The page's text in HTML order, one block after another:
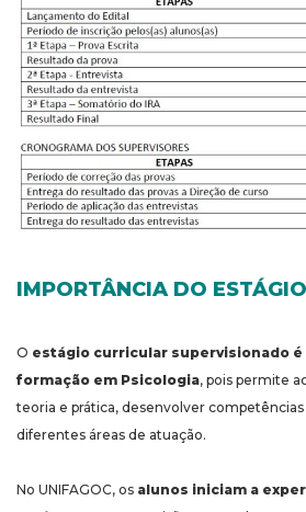
IMPORTÂNCIA DO ESTÁGIO
O estágio curricular supervisionado
formação em Psicologia, pois permite
teoria e prática, desenvolver
diferentes áreas de atuação.
No UNIFAGOC, os alunos iniciam a